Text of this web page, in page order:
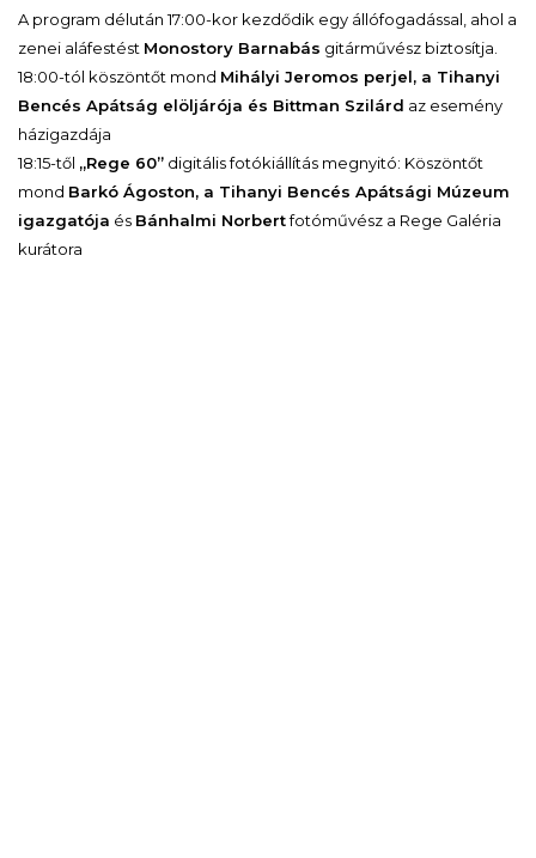
A program délután 17:00-kor kezdődik egy állófogadással, ahol a
zenei aláfestést Monostory Barnabás gitárművész biztosítja.
18:00-tól köszöntőt mond Mihályi Jeromos perjel, a Tihanyi
Bencés Apátság elöljárója és Bittman Szilárd az esemény
házigazdája
18:15-től „Rege 60” digitális fotókiállítás megnyitó: Köszöntőt
mond Barkó Ágoston, a Tihanyi Bencés Apátsági Múzeum
igazgatója és Bánhalmi Norbertfotóművész a Rege Galéria
kurátora